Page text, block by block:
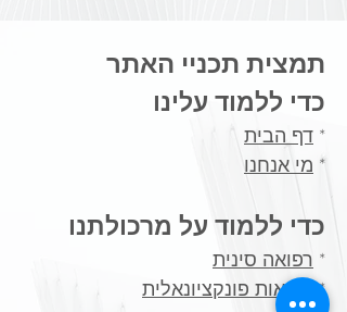
תמצית תכניי האתר
כדי ללמוד עלינו
*דף הבית
* מי אנחנו
כדי ללמוד על מרכולתנו
* רפואה סינית
*בריאות פונקציונאלית